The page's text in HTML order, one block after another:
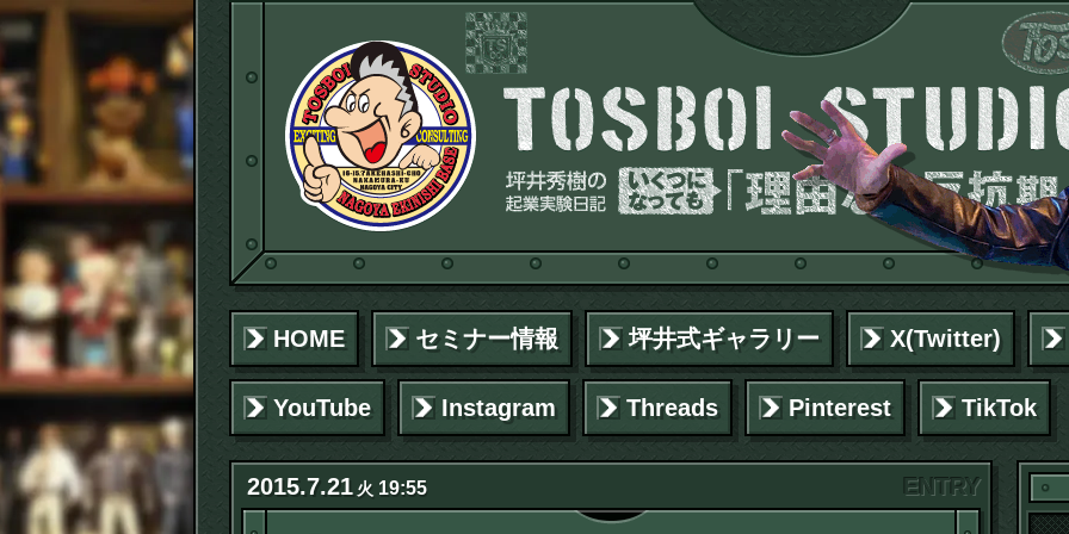
HOME セミナー情報 坪井式ギャラリー X(Twitter)
YouTube Instagram Threads Pinterest TikTok
2015.7.21 火 19:55